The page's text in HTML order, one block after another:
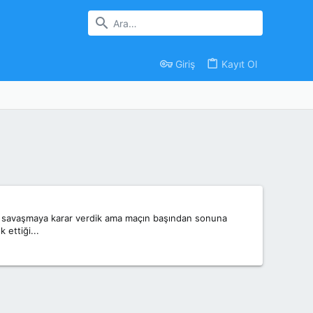
Giriş Kayıt Ol
karar verdik ama maçın başından sonuna
ettiği...